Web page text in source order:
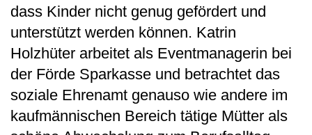
dass Kinder nicht genug gefördert und
unterstützt werden können. Katrin
Holzhüter arbeitet als Eventmanagerin bei
der Förde Sparkasse und betrachtet das
soziale Ehrenamt genauso wie andere im
kaufmännischen Bereich tätige Mütter als